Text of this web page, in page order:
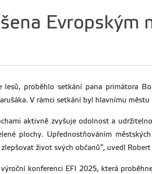
Evropským
proběhlo setkání pana primátora
V rámci setkání byl hlavnímu
aktivně zvyšuje odolnost a
plochy. Upřednostňováním
život svých občanů“, uvedl Robert
konferenci EFI 2025, která